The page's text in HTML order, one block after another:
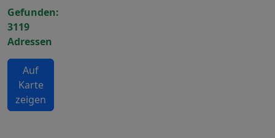
Gefunden:
3119
Adressen
Auf
Karte
zeigen